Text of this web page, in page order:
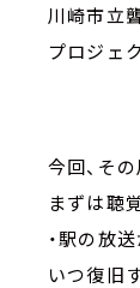
川崎市立
プロジェ
今回、そ
まずは聴
・駅の放
いつ復旧